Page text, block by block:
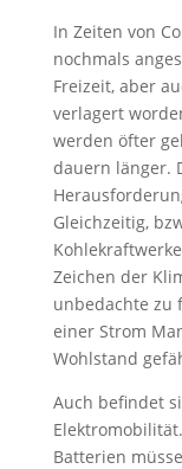
In Zeiten von
nochmals
Freizeit, aber
verlagert
werden öfter
dauern länger.
Gleichzeitig,
Zeichen der
unbedachte zu
einer Strom
Wohlstand
Auch befindet
Batterien